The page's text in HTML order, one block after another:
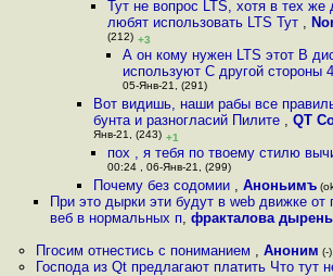
Тут не вопрос LTS, хотя в тех же
любят использовать LTS Тут ,
(212) +3
А он кому нужен LTS этот В
используют С другой стороны 4
05-Янв-21, (291)
Вот видишь, наши рабы все
бунта и разногласий Пилите , QT
Янв-21, (243) +1
пох , я тебя по твоему стилю
00:24 , 06-Янв-21, (299)
Почему без содомии , Аноньимъ
При это дырки эти будут в web движке от
веб в нормальных п, фракталова дырень
Пгосим отнестись с пониманием , Аноним (-
Господа из Qt предлагают платить Что тут